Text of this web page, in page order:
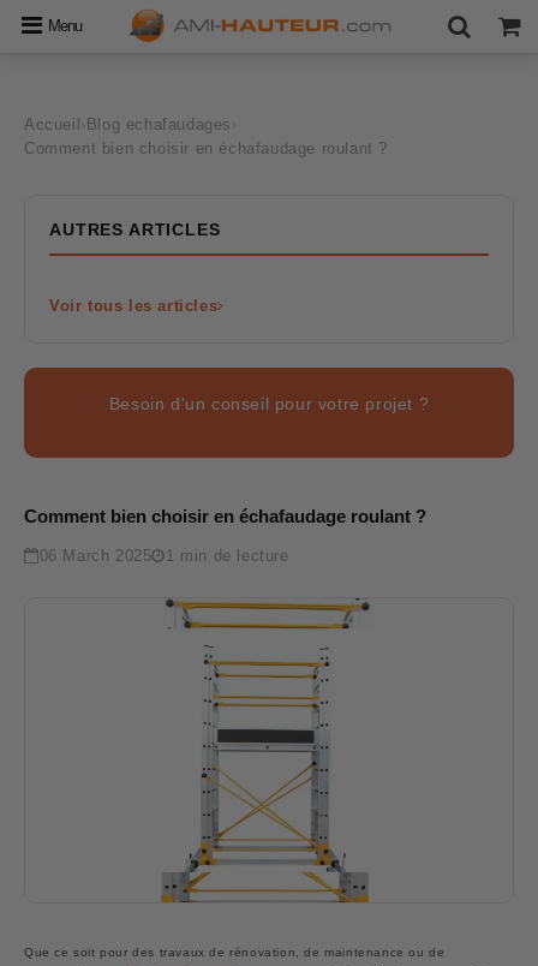
Menu
Accueil Blog echafaudages
Comment bien choisir en échafaudage roulant ?
Comment bien choisir en échafaudage roulant ?
06 March 2025 1 min de lecture
Que ce soit pour des travaux de rénovation, de maintenance ou de
AUTRES ARTICLES
Voir tous les articles
Besoin d'un conseil pour votre projet ?